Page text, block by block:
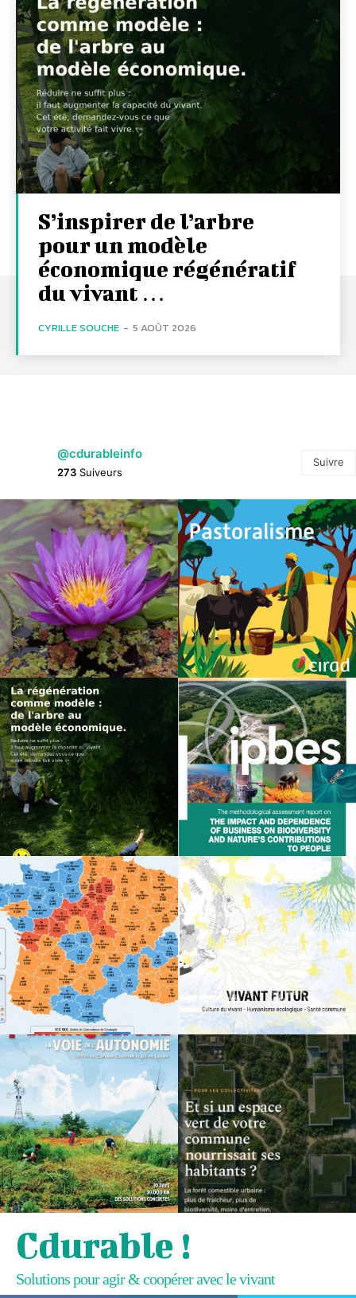
S’inspirer de l’arbre
pour un modèle
économique régénératif
du vivant …
CYRILLE SOUCHE - 5 AOÛT 2026
@cdurableinfo
273 Suiveurs
Suivre
Cdurable !
Solutions pour agir & coopérer avec le vivant